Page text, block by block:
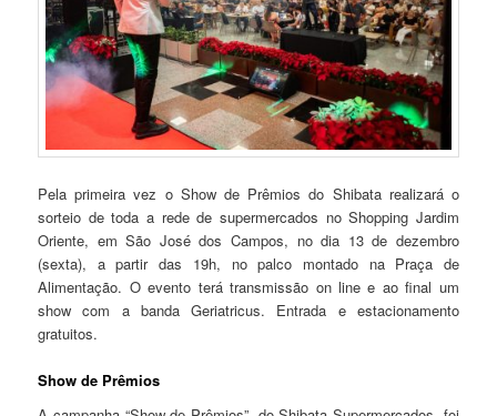
Pela primeira vez o Show de Prêmios do Shibata realizará o
sorteio de toda a rede de supermercados no Shopping Jardim
Oriente, em São José dos Campos, no dia 13 de dezembro
(sexta), a partir das 19h, no palco montado na Praça de
Alimentação. O evento terá transmissão on line e ao final um
show com a banda Geriatricus. Entrada e estacionamento
gratuitos.
Show de Prêmios